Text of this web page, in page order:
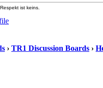
ist keins.
› TR1 Discussion Boards ›